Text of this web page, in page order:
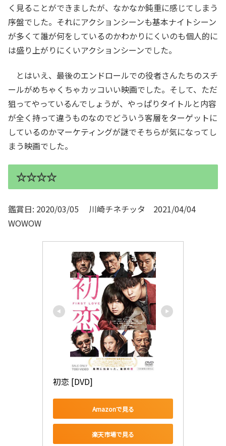
く見ることができましたが、なかなか鈍重に感じてしまう
序盤でした。それにアクションシーンも基本ナイトシーン
が多くて誰が何をしているのかわかりにくいのも個人的に
は盛り上がりにくいアクションシーンでした。
とはいえ、最後のエンドロールでの役者さんたちのスチ
ールがめちゃくちゃカッコいい映画でした。そして、ただ
狙ってやっているんでしょうが、やっぱりタイトルと内容
が全く持って違うものなのでどういう客層をターゲットに
しているのかマーケティングが謎でそちらが気になってし
まう映画でした。
☆☆☆☆
鑑賞日: 2020/03/05 川崎チネチッタ 2021/04/04
WOWOW
初恋 [DVD]
Amazonで見る
楽天市場で見る